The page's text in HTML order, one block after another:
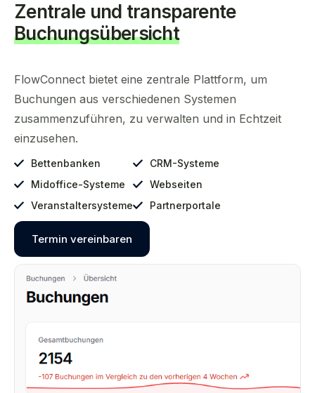
Zentrale und transparente
Buchungsübersicht
FlowConnect bietet eine zentrale Plattform, um
Buchungen aus verschiedenen Systemen
zusammenzuführen, zu verwalten und in Echtzeit
einzusehen.
Bettenbanken
Midoffice-Systeme
Veranstaltersysteme
CRM-Systeme
Webseiten
Partnerportale
Termin vereinbaren